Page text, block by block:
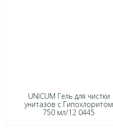
UNICUM Гель для чистки
унитазов с Гипохлоритом
750 мл/12 0445